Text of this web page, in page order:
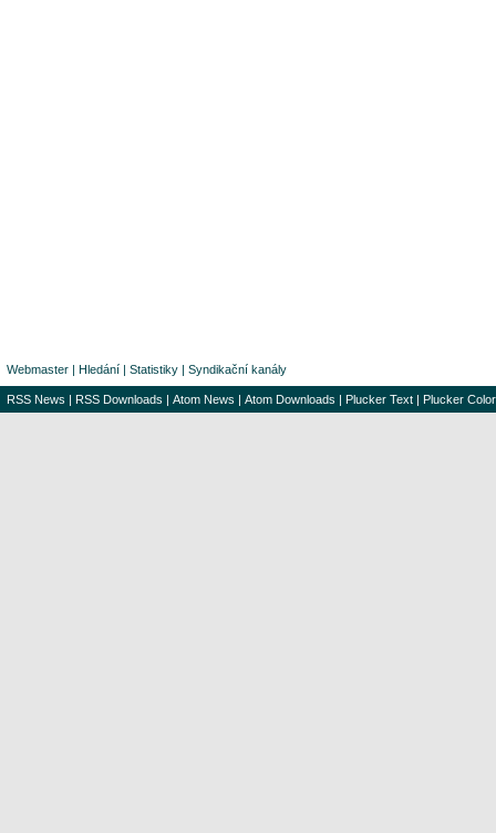
Webmaster | Hledání | Statistiky | Syndikační kanály
RSS News | RSS Downloads | Atom News | Atom Downloads | Plucker Text | Plucker Color